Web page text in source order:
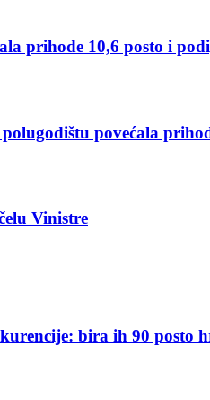
prihode 10,6 posto i
povećala
Vinistre
bira ih 90 posto